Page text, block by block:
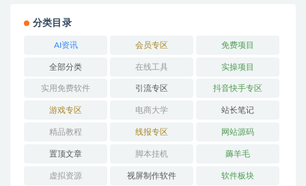
分类目录
AI资讯 会员专区 免费项目
全部分类 在线工具 实操项目
实用免费软件 引流专区 抖音快手专区
游戏专区 电商大学 站长笔记
精品教程 线报专区 网站源码
置顶文章 脚本挂机 薅羊毛
虚拟资源 视屏制作软件 软件板块